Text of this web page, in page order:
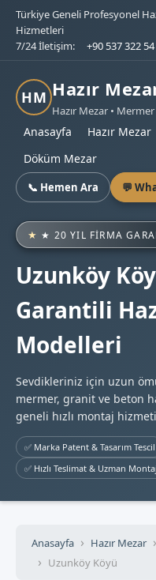
Türkiye Geneli Profesyonel
Hizmetleri
7/24 İletişim:
+90 537 322
HM Hazır
Hazır Mezar •
Anasayfa Hazır Mezar
Döküm Mezar
📞 Hemen Ara 💬
★ 20 YIL FIRMA
Uzunköy
Garantili
Modelleri
Sevdikleriniz için uzun
mermer, granit ve beton
geneli hızlı montaj hizmeti
✅ Marka Patent & Tasarım Tescil
✅ Hızlı Teslimat & Uzman Montaj
Anasayfa Hazır Mezar
Uzunköy Köyü